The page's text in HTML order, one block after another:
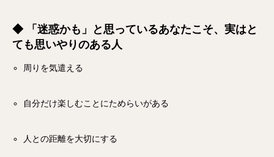
◆ 「迷惑かも」と思っているあなたこそ、実はと
ても思いやりのある人
周りを気遣える
自分だけ楽しむことにためらいがある
人との距離を大切にする